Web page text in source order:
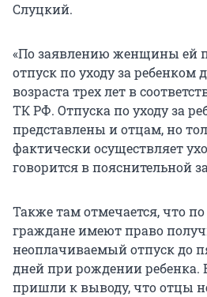
Слуцкий.
«По заявлению женщины ей
отпуск по уходу за
возраста трех лет в
ТК РФ. Отпуска по уходу за
представлены и отцам, но
фактически осуществляет
говорится в пояснительной
Также там отмечается, что по
граждане имеют право
неоплачиваемый отпуск до
дней при рождении ребенка.
пришли к выводу, что отцы